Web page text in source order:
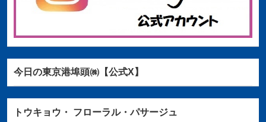
今日の東京港埠頭㈱【公式X】
トウキョウ・ フローラル・パサージュ